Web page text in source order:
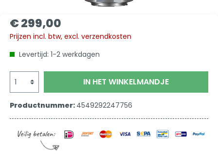
€ 299,00
Prijzen incl. btw, excl. verzendkosten
Levertijd: 1-2 werkdagen
IN HET WINKELMANDJE
Productnummer: 4549292247756